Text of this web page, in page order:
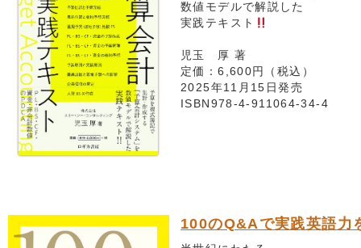
数値モデルで解説した
実践テキスト
児玉 厚 著
定価：6,600円（税込）
2025年11月15日発売
ISBN978-4-911064-34-4
100のQ&Aで実践英語力